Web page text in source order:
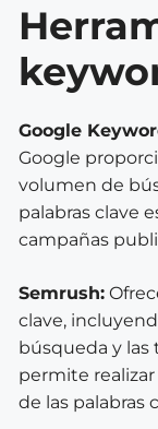
Google
Google
volumen de
palabras clave
campañas
Semrush:
clave,
búsqueda y las
permite
de las palabras